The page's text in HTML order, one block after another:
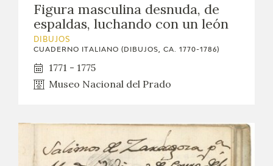
Figura masculina desnuda, de
espaldas, luchando con un león
DIBUJOS
CUADERNO ITALIANO (DIBUJOS, CA. 1770-1786)
1771 - 1775
Museo Nacional del Prado